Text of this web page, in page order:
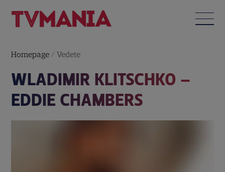
Homepage /Vedete
WLADIMIR KLITSCHKO –
EDDIE CHAMBERS